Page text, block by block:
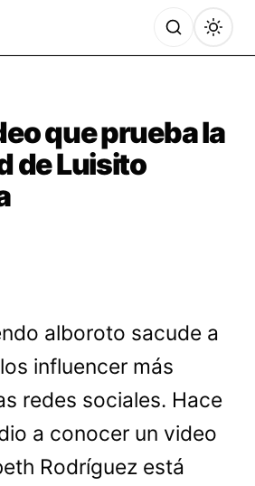
que prueba la
de Luisito
alboroto sacude a
influencer más
redes sociales. Hace
a conocer un video
Rodríguez está